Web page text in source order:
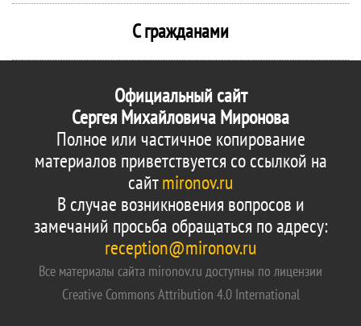
С гражданами
Официальный сайт
Сергея Михайловича Миронова
Полное или частичное копирование
материалов приветствуется со ссылкой на
сайтmironov.ru
В случае возникновения вопросов и
замечаний просьба обращаться по адресу:
reception@mironov.ru
Все материалы сайта mironov.ru доступны по лицензии
Creative Commons Attribution 4.0 International